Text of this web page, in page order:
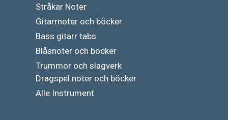
Stråkar Noter
Gitarrnoter och böcker
Bass gitarr tabs
Blåsnoter och böcker
Trummor och slagverk
Dragspel noter och böcker
Alle Instrument